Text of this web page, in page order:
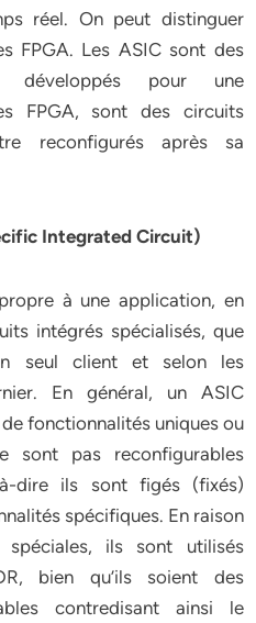
réel. On peut distinguer
FPGA. Les ASIC sont des
développés pour une
FPGA, sont des circuits
reconfigurés après sa
Integrated Circuit)
à une application, en
intégrés spécialisés, que
seul client et selon les
En général, un ASIC
fonctionnalités uniques ou
sont pas reconfigurables
à-dire ils sont figés (fixés)
spécifiques. En raison
spéciales, ils sont utilisés
bien qu’ils soient des
contredisant ainsi le